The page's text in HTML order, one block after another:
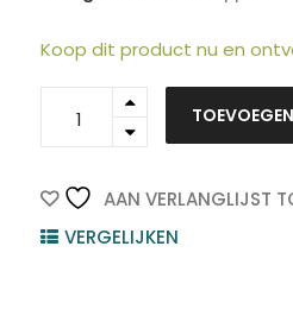
Koop dit product nu en
Cartridge
22.000vel
AAN VERLANGLIJST
VERGELIJKEN